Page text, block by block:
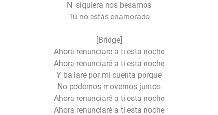
Ni siquiera nos besamos
Tú no estás enamorado
[Bridge]
Ahora renunciaré a ti esta noche
Ahora renunciaré a ti esta noche
Y bailaré por mi cuenta porque
No podemos movernos juntos
Ahora renunciaré a ti esta noche
Ahora renunciaré a ti esta noche